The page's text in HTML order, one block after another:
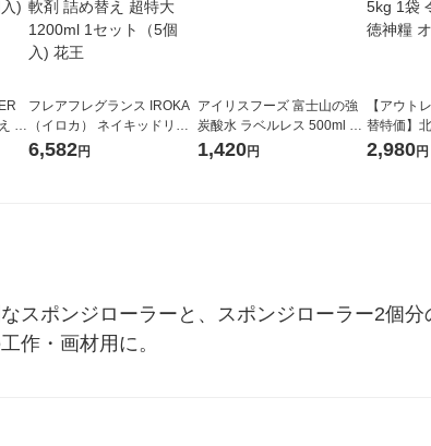
メ
フレアフレグランス IROKA
（イロカ） ネイキッドリリ
ーの香り 柔軟剤 詰め替え 超
6,582円
アイリスフーズ 富士山の強
炭酸水 ラベルレス 500ml 1
箱（24本入）
1,420円
【アウト
替特価】
し 無洗米
2,980円
スポンジローラーと、スポンジローラー2個
作・画材用に。